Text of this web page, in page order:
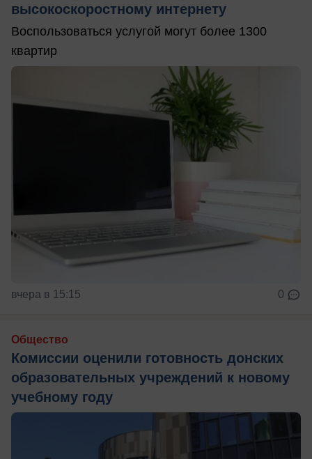
высокоскоростному интернету
Воспользоваться услугой могут более 1300
квартир
вчера в 15:15 0
Общество
Комиссии оценили готовность донских
образовательных учреждений к новому
учебному году